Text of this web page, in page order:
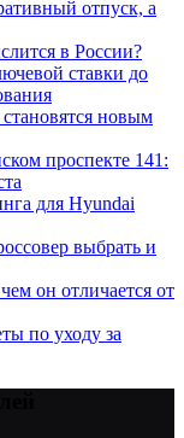
отпуск, а
в России?
ставки до
новым
проспекте 141:
для Hyundai
выбрать и
он отличается от
по уходу за